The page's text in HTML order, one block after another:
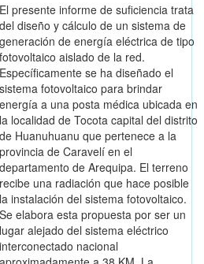
El presente informe de suficiencia trata
del diseño y cálculo de un sistema de
generación de energía eléctrica de tipo
fotovoltaico aislado de la red.
Específicamente se ha diseñado el
sistema fotovoltaico para brindar
energía a una posta médica ubicada en
la localidad de Tocota capital del distrito
de Huanuhuanu que pertenece a la
provincia de Caravelí en el
departamento de Arequipa. El terreno
recibe una radiación que hace posible
la instalación del sistema fotovoltaico.
Se elabora esta propuesta por ser un
lugar alejado del sistema eléctrico
interconectado nacional